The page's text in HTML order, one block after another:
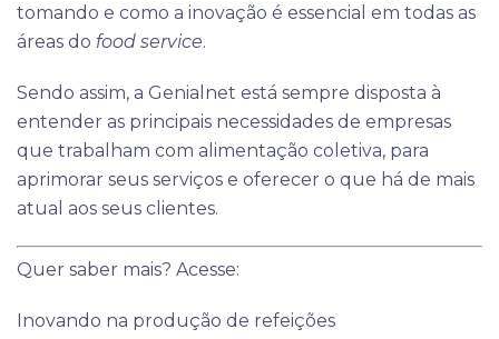
tomando e como a inovação é essencial em todas as
áreas do food service.
Sendo assim, a Genialnet está sempre disposta à
entender as principais necessidades de empresas
que trabalham com alimentação coletiva, para
aprimorar seus serviços e oferecer o que há de mais
atual aos seus clientes.
Quer saber mais? Acesse:
Inovando na produção de refeições